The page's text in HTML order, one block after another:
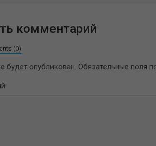
комментарий
(0)
будет опубликован. Обязательные поля